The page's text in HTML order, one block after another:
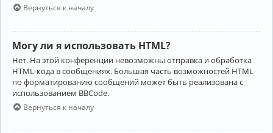
Вернуться к началу
Могу ли я использовать HTML?
Нет. На этой конференции невозможны отправка и обработка
HTML-кода в сообщениях. Большая часть возможностей HTML
по форматированию сообщений может быть реализована с
использованием BBCode.
Вернуться к началу